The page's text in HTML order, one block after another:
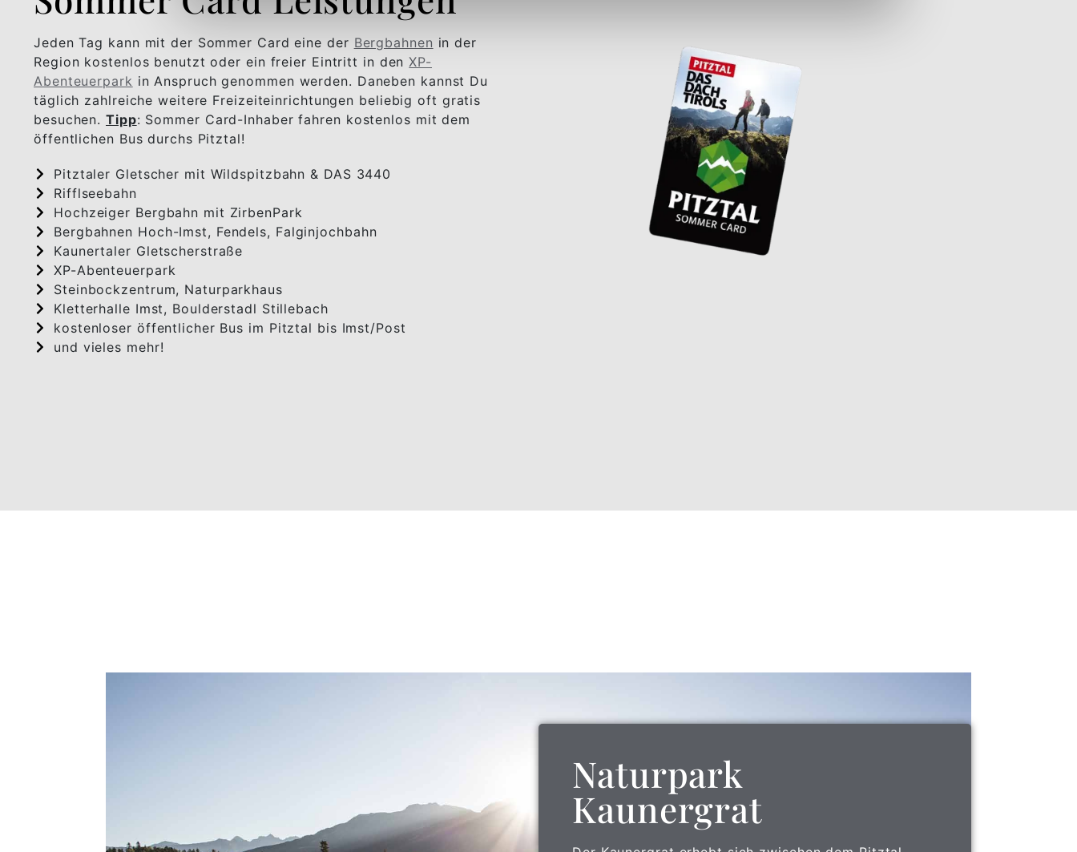
Jeden Tag kann mit der Sommer Card eine der Bergbahnen in der
Region kostenlos benutzt oder ein freier Eintritt in denXP-
Abenteuerpark in Anspruch genommen werden. Daneben kannst Du
täglich zahlreiche weitere Freizeiteinrichtungen beliebig oft gratis
besuchen.Tipp: Sommer Card-Inhaber fahren kostenlos mit dem
öffentlichen Bus durchs Pitztal!
Pitztaler Gletscher mit Wildspitzbahn & DAS 3440
Rifflseebahn
Hochzeiger Bergbahn mit ZirbenPark
Bergbahnen Hoch-Imst, Fendels, Falginjochbahn
Kaunertaler Gletscherstraße
XP-Abenteuerpark
Steinbockzentrum, Naturparkhaus
Kletterhalle Imst, Boulderstadl Stillebach
kostenloser öffentlicher Bus im Pitztal bis Imst/Post
und vieles mehr!
Naturpark
Kaunergrat